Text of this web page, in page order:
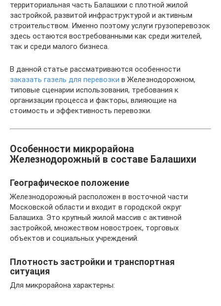
территориальная часть Балашихи с плотной жилой
застройкой, развитой инфраструктурой и активным
строительством. Именно поэтому услуги грузоперевозок
здесь остаются востребованными как среди жителей,
так и среди малого бизнеса.
В данной статье рассматриваются особенности
заказать газель для перевозки в Железнодорожном,
типовые сценарии использования, требования к
организации процесса и факторы, влияющие на
стоимость и эффективность перевозки.
Особенности микрорайона
Железнодорожный в составе Балашихи
Географическое положение
Железнодорожный расположен в восточной части
Московской области и входит в городской округ
Балашиха. Это крупный жилой массив с активной
застройкой, множеством новостроек, торговых
объектов и социальных учреждений.
Плотность застройки и транспортная
ситуация
Для микрорайона характерны: